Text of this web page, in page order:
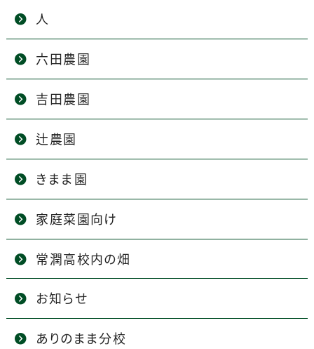
人
六田農園
吉田農園
辻農園
きまま園
家庭菜園向け
常潤高校内の畑
お知らせ
ありのまま分校